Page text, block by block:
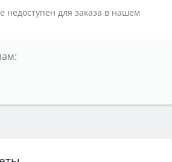
недоступен для заказа в нашем